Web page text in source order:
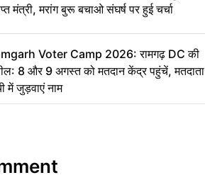
मंत्री, मरांग बुरू बचाओ संघर्ष पर हुई चर्चा
Voter Camp 2026: रामगढ़ DC की
8 और 9 अगस्त को मतदान केंद्र पहुंचें, मतदाता
में जुड़वाएं नाम